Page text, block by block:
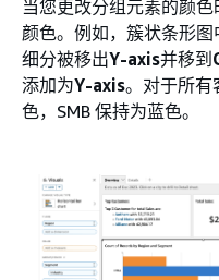
当您更改分组元素的颜
颜色。例如，簇状条形
细分被移出Y-axis并移到
添加为Y-axis。对于所有
色，SMB 保持为蓝色。